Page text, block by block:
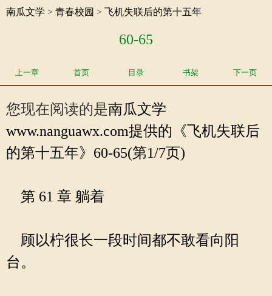
南瓜文学 > 青春校园 > 飞机失联后的第十五年
60-65
上一章 首页 目录 书架 下一页
您现在阅读的是南瓜文学
www.nanguawx.com提供的《飞机失联后
的第十五年》60-65(第1/7页)
第 61 章 躺着
顾以柠很长一段时间都不敢看向阳
台。